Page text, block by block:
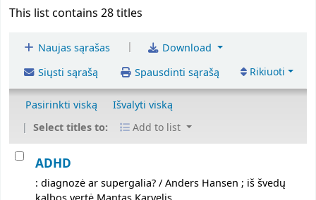
This list contains 28 titles
Naujas sąrašas |
Download
Siųsti sąrašą
Spausdinti sąrašą Rikiuoti
Pasirinkti viską
Išvalyti viską
Select titles to:
Add to list
ADHD
: diagnozė ar supergalia? / Anders Hansen ; iš švedų